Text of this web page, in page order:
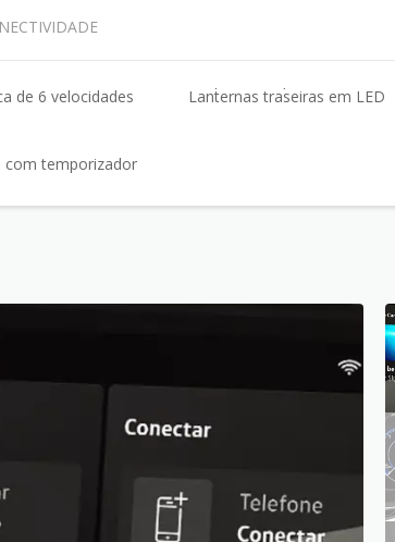
de 6 velocidades
com temporizador
Lanternas traseiras em LED